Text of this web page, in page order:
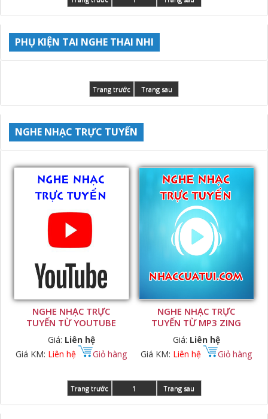
PHỤ KIỆN TAI NGHE THAI NHI
Trang trước Trang sau
NGHE NHẠC TRỰC TUYẾN
NGHE NHẠC TRỰC
TUYẾN TỪ YOUTUBE
Giá: Liên hệ
Giá KM: Liên hệ Giỏ hàng
NGHE NHẠC TRỰC
TUYẾN TỪ MP3 ZING
Giá: Liên hệ
Giá KM: Liên hệ Giỏ hàng
Trang trước 1 Trang sau